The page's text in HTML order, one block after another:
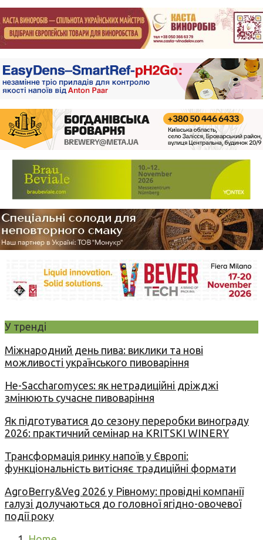
У тренді
Міжнародний день пива: виклики та нові
можливості українського пивоваріння
Не-Saccharomyces: як нетрадиційні дріжджі
змінюють сучасне пивоваріння
Як підготуватися до сезону переробки винограду
2026: практичний семінар на KRITSKI WINERY
Трансформація ринку напоїв у Європі:
функціональність витісняє традиційні формати
AgroBerry&Veg 2026 у Рівному: провідні компанії
галузі долучаються до головної ягідно-овочевої
події року